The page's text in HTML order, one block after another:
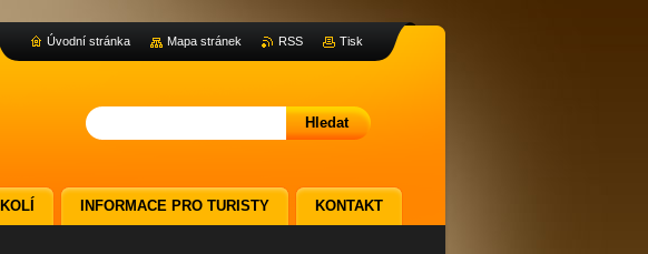
INFORMACE PRO TURISTY KONTAKT
Úvodní stránka Mapa stránek RSS Tisk